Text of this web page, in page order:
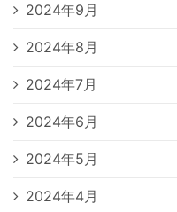
2024年9月
2024年8月
2024年7月
2024年6月
2024年5月
2024年4月